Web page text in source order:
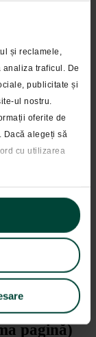
și reclamele,
traficul. De
publicitate și
ul nostru.
oferite de
Dacă alegeți să
cu utilizarea
PDF
pagină)